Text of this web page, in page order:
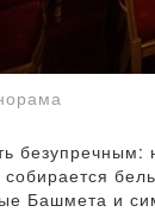
Башмета и